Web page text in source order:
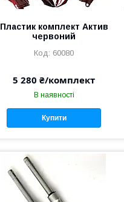
Пластик комплект Актив
червоний
60080
5 280 ₴/комплект
В наявності
Купити